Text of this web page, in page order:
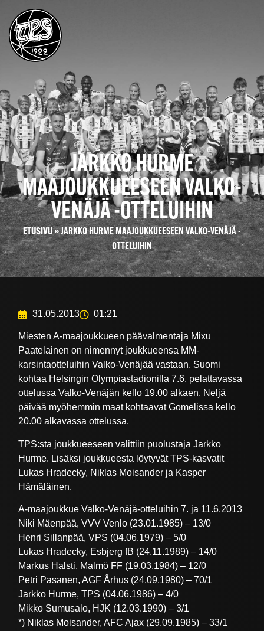
JARKKO HURME
MAAJOUKKUEESEEN VALKO-
VENÄJÄ -OTTELUIHIN
ETUSIVU»JARKKO HURME MAAJOUKKUEESEEN VALKO-VENÄJÄ -
OTTELUIHIN
31.05.2013 01:21
Miesten A-maajoukkueen päävalmentaja Mixu
Paatelainen on nimennyt joukkueensa MM-
karsintaotteluihin Valko-Venäjää vastaan. Suomi
kohtaa Helsingin Olympiastadionilla 7.6. pelattavassa
ottelussa Valko-Venäjän kello 19.00 alkaen. Neljä
päivää myöhemmin maat kohtaavat Gomelissa kello
20.00 alkavassa ottelussa.
TPS:sta joukkueeseen valittiin puolustaja Jarkko
Hurme. Lisäksi joukkueesta löytyvät TPS-kasvatit
Lukas Hradecky, Niklas Moisander ja Kasper
Hämäläinen.
A-maajoukkue Valko-Venäjä-otteluihin 7. ja 11.6.2013
Niki Mäenpää, VVV Venlo (23.01.1985) – 13/0
Henri Sillanpää, VPS (04.06.1979) – 5/0
Lukas Hradecky, Esbjerg fB (24.11.1989) – 14/0
Markus Halsti, Malmö FF (19.03.1984) – 12/0
Petri Pasanen, AGF Århus (24.09.1980) – 70/1
Jarkko Hurme, TPS (04.06.1986) – 4/0
Mikko Sumusalo, HJK (12.03.1990) – 3/1
*) Niklas Moisander, AFC Ajax (29.09.1985) – 33/1